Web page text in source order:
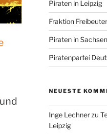
und
Piraten in Leipzig
Fraktion Freibeuter
Piraten in Sachsen
Piratenpartei
NEUESTE
Inge Lechnerzu
Leipzig